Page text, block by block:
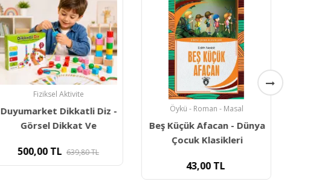
Fiziksel Aktivite
Duyumarket Dikkatli Diz -
Görsel Dikkat Ve
500,00TL 639,80TL
Öykü - Roman - Masal
Beş Küçük Afacan - Dünya
Çocuk Klasikleri
43,00TL